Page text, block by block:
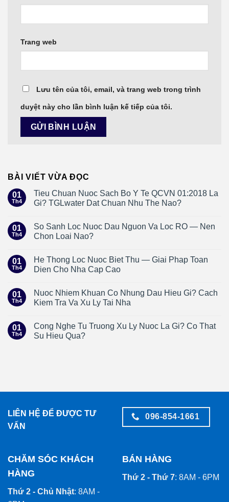
Trang web
Lưu tên của tôi, email, và trang web trong trình
duyệt này cho lần bình luận kế tiếp của tôi.
BÀI VIẾT VỪA ĐỌC
01
Th4
Tieu Chuan Nuoc Sach Bo Y Te QCVN 01:2018 La
Gi? TGLwater Dat Chuan Nhu The Nao?
01
Th4
So Sanh Loc Nuoc Dau Nguon Va Loc RO — Nen
Chon Loai Nao?
01
Th4
He Thong Loc Nuoc Biet Thu — Giai Phap Toan
Dien Cho Nha Cap Cao
01
Th4
Nuoc Nhiem Khuan Co Nhung Dau Hieu Gi? Cach
Kiem Tra Va Xu Ly Tai Nha
01
Th4
Cong Nghe Tu Truong Xu Ly Nuoc La Gi? Co That
Su Hieu Qua?
LIÊN HỆ ĐỂ ĐƯỢC TƯ
VẤN
096-854-1661
CHĂM SÓC KHÁCH
HÀNG
Thứ 2 - Chủ Nhật: 8AM -
BÁN HÀNG
Thứ 2 - Thứ 7: 8AM - 6PM